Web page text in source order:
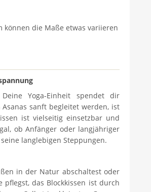
können die Maße etwas variieren
Yoga-Einheit spendet dir
sanft begleitet werden, ist
ist vielseitig einsetzbar und
ob Anfänger oder langjähriger
langlebigen Steppungen.
in der Natur abschaltest oder
pflegst, das Blockkissen ist durch